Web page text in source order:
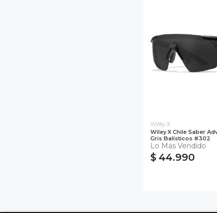
Wiley X
Wiley X Chile Saber
Gris Balísticos #302
Lo Más Vendido
$ 44.990